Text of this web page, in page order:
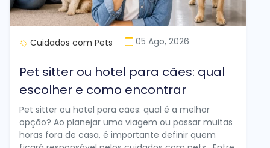
Cuidados com Pets 05 Ago, 2026
Pet sitter ou hotel para cães: qual
escolher e como encontrar
Pet sitter ou hotel para cães: qual é a melhor
opção? Ao planejar uma viagem ou passar muitas
horas fora de casa, é importante definir quem